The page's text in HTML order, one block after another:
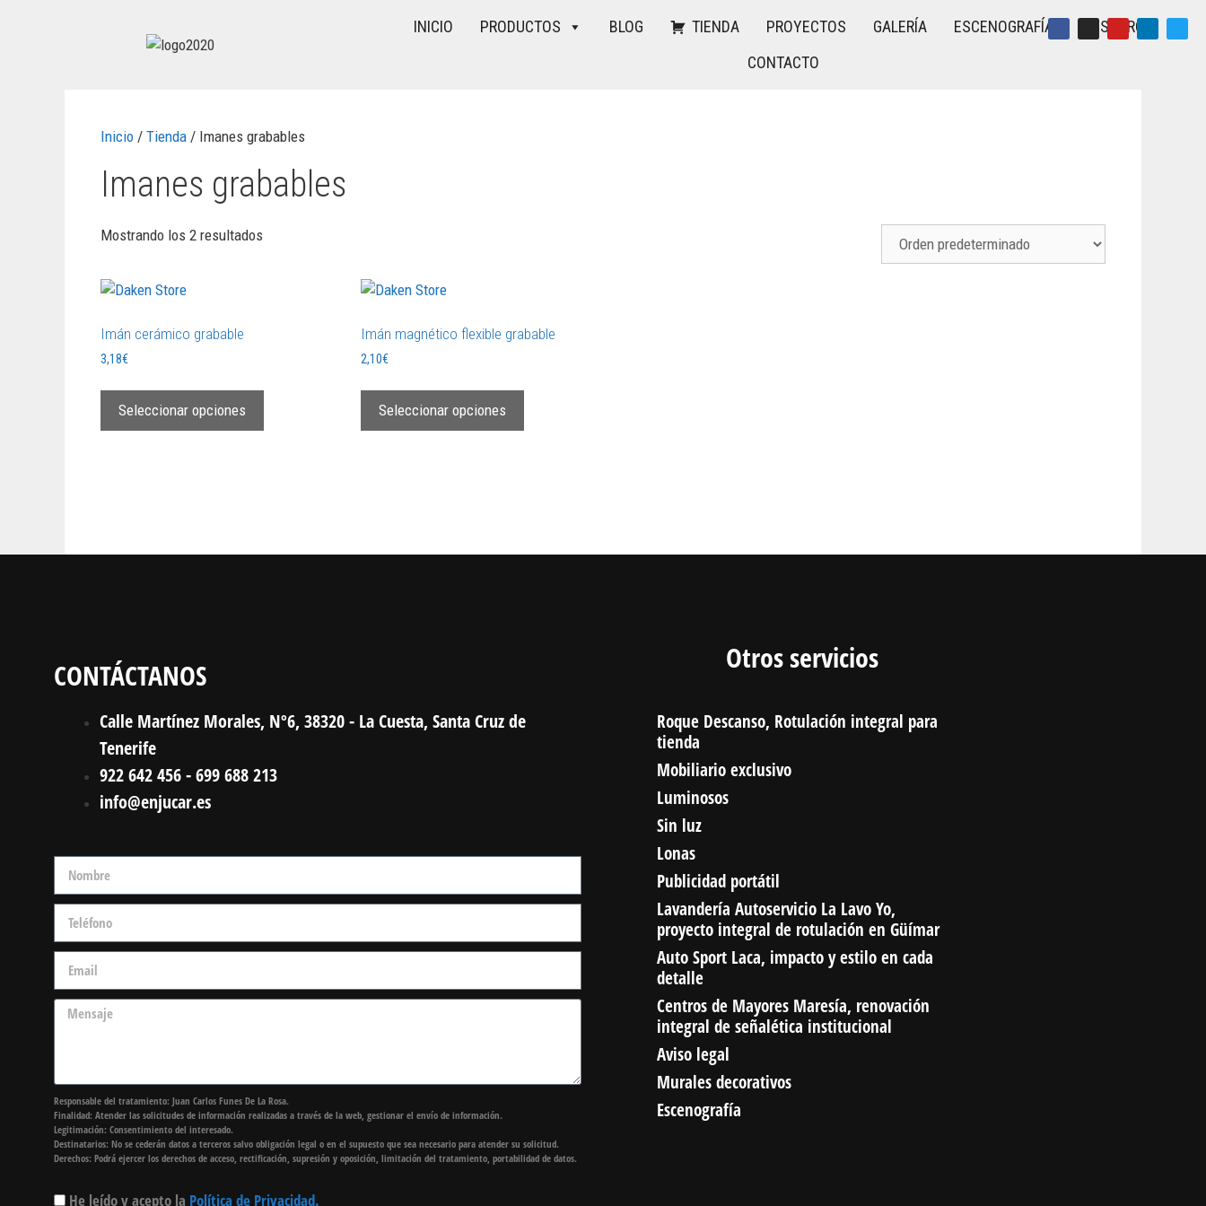
INICIO PRODUCTOS BLOG TIENDA PROYECTOS GALERÍA ESCENOGRAFÍA
NOSOTROS
CONTACTO
Inicio / Tienda / Imanes grabables
Imanes grabables
Mostrando los 2 resultados
Imán cerámico grabable
3,18€
Seleccionar opciones
Imán magnético flexible grabable
2,10€
Seleccionar opciones
CONTÁCTANOS
Calle Martínez Morales, Nº6, 38320 - La Cuesta, Santa Cruz de
Tenerife
922 642 456 - 699 688 213
info@enjucar.es
Responsable del tratamiento: Juan Carlos Funes De La Rosa.
Finalidad: Atender las solicitudes de información realizadas a través de la web, gestionar el envío de información.
Legitimación: Consentimiento del interesado.
Destinatarios: No se cederán datos a terceros salvo obligación legal o en el supuesto que sea necesario para atender su solicitud.
Derechos: Podrá ejercer los derechos de acceso, rectificación, supresión y oposición, limitación del tratamiento, portabilidad de datos.
He leído y acepto la Política de Privacidad.
Otros servicios
Roque Descanso, Rotulación integral para
tienda
Mobiliario exclusivo
Luminosos
Sin luz
Lonas
Publicidad portátil
Lavandería Autoservicio La Lavo Yo,
proyecto integral de rotulación en Güímar
Auto Sport Laca, impacto y estilo en cada
detalle
Centros de Mayores Maresía, renovación
integral de señalética institucional
Aviso legal
Murales decorativos
Escenografía